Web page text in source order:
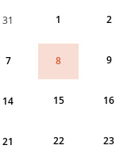
31 1 2
7 8 9
14 15 16
21 22 23